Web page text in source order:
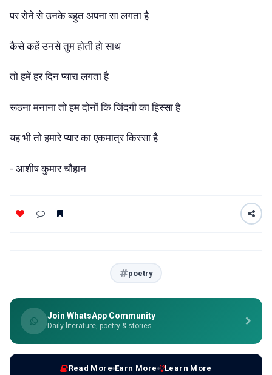
पर रोने से उनके बहुत अपना सा लगता है
कैसे कहें उनसे तुम होती हो साथ
तो हमें हर दिन प्यारा लगता है
रूठना मनाना तो हम दोनों कि जिंदगी का हिस्सा है
यह भी तो हमारे प्यार का एकमात्र किस्सा है
- आशीष कुमार चौहान
poetry
Join WhatsApp Community
Daily literature, poetry & stories
Read More Earn More Learn More